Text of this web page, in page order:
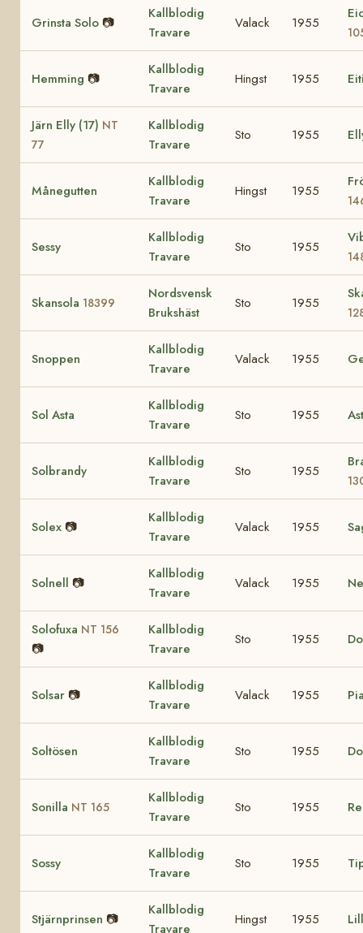
Grinsta Solo 📷
Kallblodig
Travare
Valack 1955
Hemming 📷
Kallblodig
Travare
Hingst 1955
Järn Elly (17) NT
77
Kallblodig
Travare
Sto 1955
Månegutten
Kallblodig
Travare
Hingst 1955
Sessy
Kallblodig
Travare
Sto 1955
Skansola 18399
Nordsvensk
Brukshäst
Sto 1955
Snoppen
Kallblodig
Travare
Valack 1955
Sol Asta
Kallblodig
Travare
Sto 1955
Solbrandy
Kallblodig
Travare
Sto 1955
Solex 📷
Kallblodig
Travare
Valack 1955
Solnell 📷
Kallblodig
Travare
Valack 1955
Solofuxa NT 156
📷
Kallblodig
Travare
Sto 1955
Solsar 📷
Kallblodig
Travare
Valack 1955
Soltösen
Kallblodig
Travare
Sto 1955
Sonilla NT 165
Kallblodig
Travare
Sto 1955
Sossy
Kallblodig
Travare
Sto 1955
Stjärnprinsen 📷
Kallblodig
Travare
Hingst 1955